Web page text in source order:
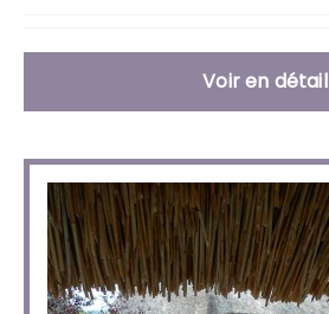
Voir en détail